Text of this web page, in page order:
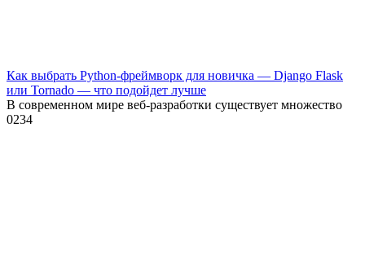
Как выбрать Python-фреймворк для новичка — Django Flask
или Tornado — что подойдет лучше
В современном мире веб-разработки существует множество
0234